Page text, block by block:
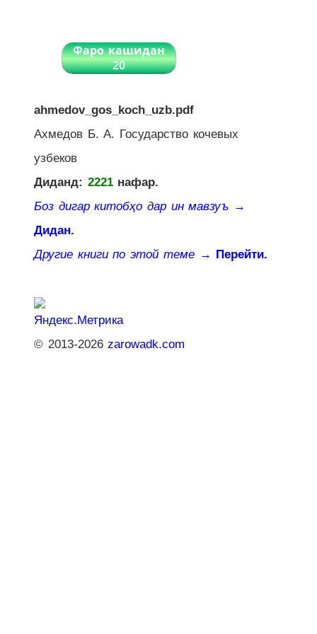
Фаро кашидан
20
ahmedov_gos_koch_uzb.pdf
Ахмедов Б. А. Государство кочевых
узбеков
Диданд: 2221нафар.
Боз дигар китобҳо дар ин мавзуъ →
Дидан.
Другие книги по этой теме → Перейти.
© 2013-2026zarowadk.com